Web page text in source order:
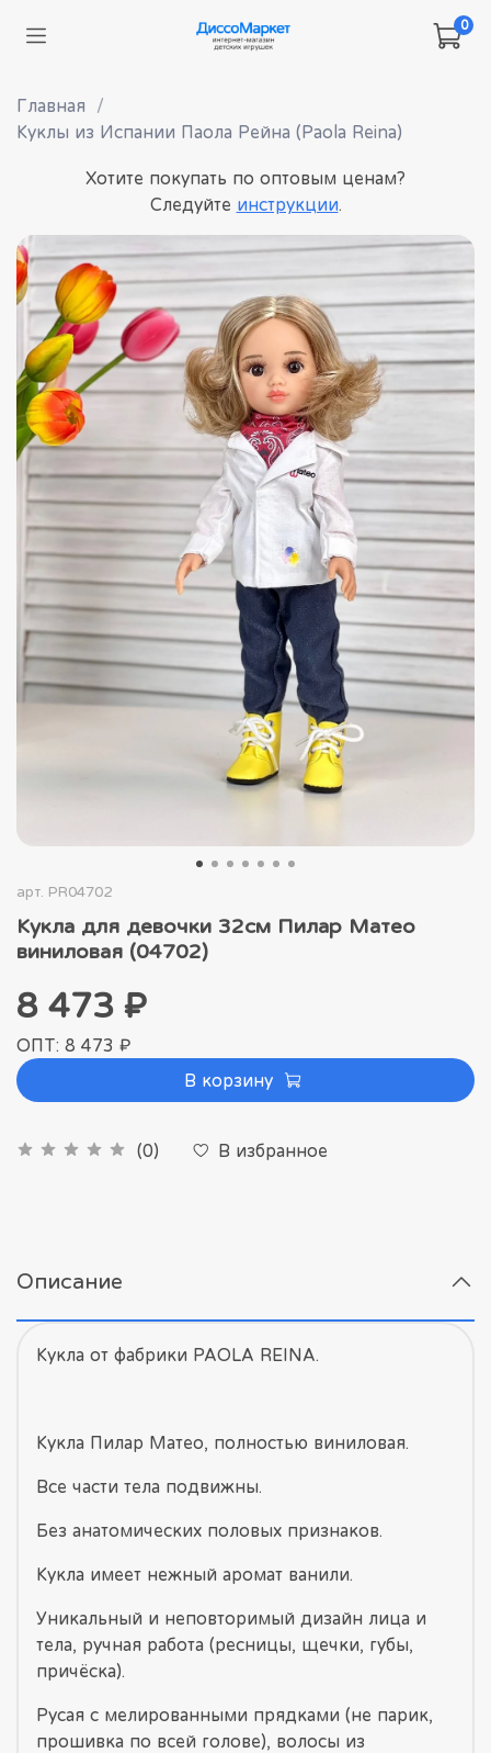
0
Главная
Куклы из Испании Паола Рейна (Paola Reina)
Хотите покупать по оптовым ценам?
Следуйте инструкции.
арт. PR04702
Кукла для девочки 32см Пилар Матео
виниловая (04702)
(0) В избранное
8 473 ₽
ОПТ: 8 473 ₽
В корзину
Описание
Кукла от фабрики PAOLA REINA.
Кукла Пилар Матео, полностью виниловая.
Все части тела подвижны.
Без анатомических половых признаков.
Кукла имеет нежный аромат ванили.
Уникальный и неповторимый дизайн лица и
тела, ручная работа (ресницы, щечки, губы,
причёска).
Русая с мелированными прядками (не парик,
прошивка по всей голове), волосы из